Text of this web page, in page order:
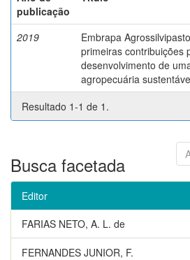
publicação
2019
Embrapa
primeiras contribuições
desenvolvimento de
agropecuária
Resultado 1-1 de 1.
Busca facetada
Editor
FARIAS NETO, A. L. de
FERNANDES JUNIOR, F.